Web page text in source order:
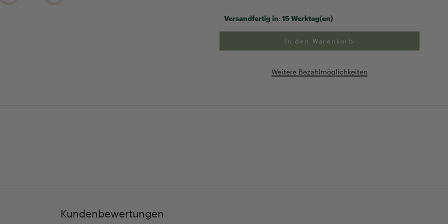
Versandfertig in:15 Werktag(en)
In den Warenkorb
Weitere Bezahlmöglichkeiten
Kundenbewertungen